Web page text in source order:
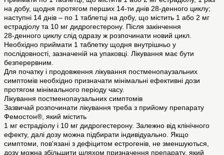
на добу, щодня протягом перших 14-ти днів 28-денного циклу;
наступні 14 днів – по 1 таблетці на добу, що містить 1 або 2 мг
естрадіолу та 10 мг дидрогестерону. Після закінчення
28-денного циклу слід одразу ж розпочинати новий цикл.
Необхідно приймати 1 таблетку щодня внутрішньо у
послідовності, зазначеній на упаковці. Лікування має бути
безперервним.
Для початку і продовження лікування постменопаузальних
симптомів необхідно призначати мінімальні ефективні дози
протягом мінімального періоду часу.
Лікування постменопаузальних симптомів
Зазвичай розпочинати лікування треба з прийому препарату
Фемостон®, який містить
1 мг естрадіолу і 10 мг дидрогестерону. Залежно від клінічного
ефекту, далі дозу можна підбирати індивідуально. Якщо
симптоми, пов'язані з дефіцитом естрогенів, не зменшуються,
дозу можна збільшити шляхом призначення препарату, який